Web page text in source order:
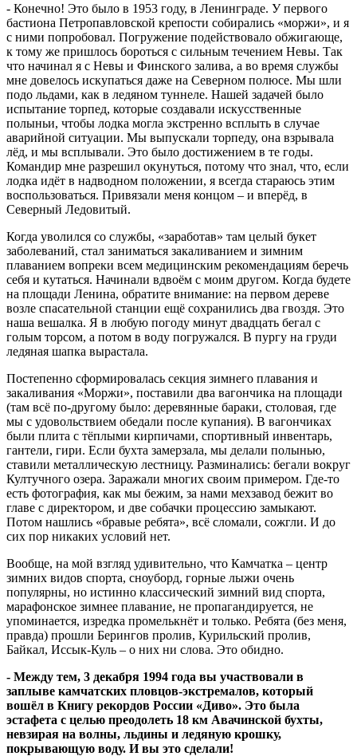
- Конечно! Это было в 1953 году, в Ленинграде. У первого
бастиона Петропавловской крепости собирались «моржи», и я
с ними попробовал. Погружение подействовало обжигающе,
к тому же пришлось бороться с сильным течением Невы. Так
что начинал я с Невы и Финского залива, а во время службы
мне довелось искупаться даже на Северном полюсе. Мы шли
подо льдами, как в ледяном туннеле. Нашей задачей было
испытание торпед, которые создавали искусственные
полыньи, чтобы лодка могла экстренно всплыть в случае
аварийной ситуации. Мы выпускали торпеду, она взрывала
лёд, и мы всплывали. Это было достижением в те годы.
Командир мне разрешил окунуться, потому что знал, что, если
лодка идёт в надводном положении, я всегда стараюсь этим
воспользоваться. Привязали меня концом – и вперёд, в
Северный Ледовитый.
Когда уволился со службы, «заработав» там целый букет
заболеваний, стал заниматься закаливанием и зимним
плаванием вопреки всем медицинским рекомендациям беречь
себя и кутаться. Начинали вдвоём с моим другом. Когда будете
на площади Ленина, обратите внимание: на первом дереве
возле спасательной станции ещё сохранились два гвоздя. Это
наша вешалка. Я в любую погоду минут двадцать бегал с
голым торсом, а потом в воду погружался. В пургу на груди
ледяная шапка вырастала.
Постепенно сформировалась секция зимнего плавания и
закаливания «Моржи», поставили два вагончика на площади
(там всё по-другому было: деревянные бараки, столовая, где
мы с удовольствием обедали после купания). В вагончиках
были плита с тёплыми кирпичами, спортивный инвентарь,
гантели, гири. Если бухта замерзала, мы делали полынью,
ставили металлическую лестницу. Разминались: бегали вокруг
Култучного озера. Заражали многих своим примером. Где-то
есть фотография, как мы бежим, за нами мехзавод бежит во
главе с директором, и две собачки процессию замыкают.
Потом нашлись «бравые ребята», всё сломали, сожгли. И до
сих пор никаких условий нет.
Вообще, на мой взгляд удивительно, что Камчатка – центр
зимних видов спорта, сноуборд, горные лыжи очень
популярны, но истинно классический зимний вид спорта,
марафонское зимнее плавание, не пропагандируется, не
упоминается, изредка промелькнёт и только. Ребята (без меня,
правда) прошли Берингов пролив, Курильский пролив,
Байкал, Иссык-Куль – о них ни слова. Это обидно.
- Между тем, 3 декабря 1994 года вы участвовали в
заплыве камчатских пловцов-экстремалов, который
вошёл в Книгу рекордов России «Диво». Это была
эстафета с целью преодолеть 18 км Авачинской бухты,
невзирая на волны, льдины и ледяную крошку,
покрывающую воду. И вы это сделали!